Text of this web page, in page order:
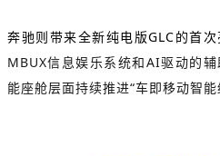
奔驰则带来全新纯电版GLC的首次
MBUX信息娱乐系统和AI驱动的
能座舱层面持续推进“车即移动智能